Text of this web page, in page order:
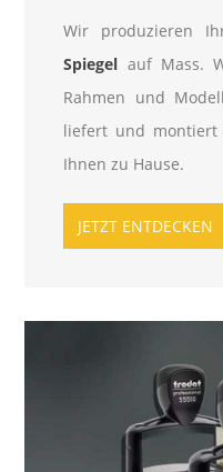
Wir produzieren
Spiegel auf Mass.
Rahmen und
liefert und montiert
Ihnen zu Hause.
JETZT ENTDECKEN